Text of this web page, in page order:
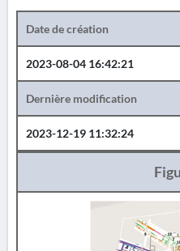
Date de création
2023-08-04 16:42:21
Dernière modification
2023-12-19 11:32:24